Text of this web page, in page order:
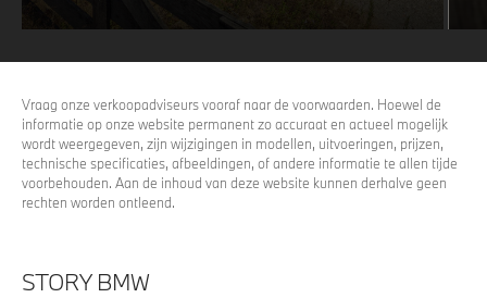
u nog één keer omkijkt voordat u verder loopt.
Vraag onze verkoopadviseurs vooraf naar de voorwaarden. Hoewel de
informatie op onze website permanent zo accuraat en actueel mogelijk
wordt weergegeven, zijn wijzigingen in modellen, uitvoeringen, prijzen,
technische specificaties, afbeeldingen, of andere informatie te allen tijde
voorbehouden. Aan de inhoud van deze website kunnen derhalve geen
rechten worden ontleend.
STORY BMW